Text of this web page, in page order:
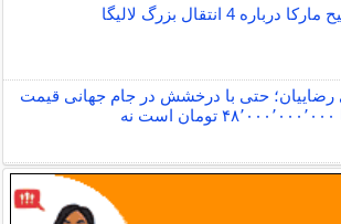
درباره 4 انتقال بزرگ لالیگا
رضاییان؛ حتی با درخشش در جام جهانی قیمت
شما ۴۸٬۰۰۰٬۰۰۰٬۰۰۰ تومان است نه